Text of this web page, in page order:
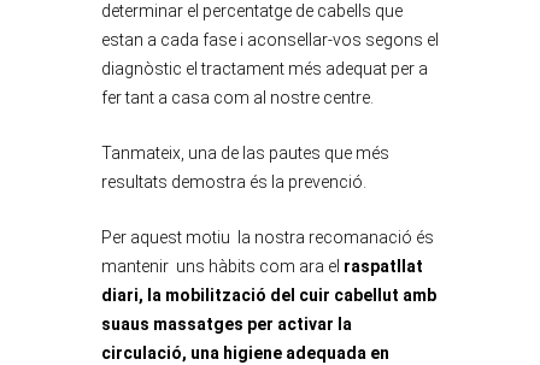
determinar el percentatge de cabells que
estan a cada fase i aconsellar-vos segons el
diagnòstic el tractament més adequat per a
fer tant a casa com al nostre centre.
Tanmateix, una de las pautes que més
resultats demostra és la prevenció.
Per aquest motiu la nostra recomanació és
mantenir uns hàbits com ara el raspatllat
diari, la mobilització del cuir cabellut amb
suaus massatges per activar la
circulació, una higiene adequada en